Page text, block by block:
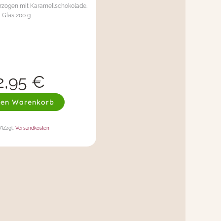
mit Karamellschokolade.
Glas 200 g
€
Warenkorb
Zzgl.Versandkosten